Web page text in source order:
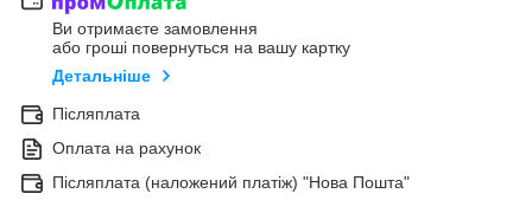
Ви отримаєте замовлення
або гроші повернуться на вашу картку
Детальніше
Післяплата
Оплата на рахунок
Післяплата (наложений платіж) "Нова Пошта"